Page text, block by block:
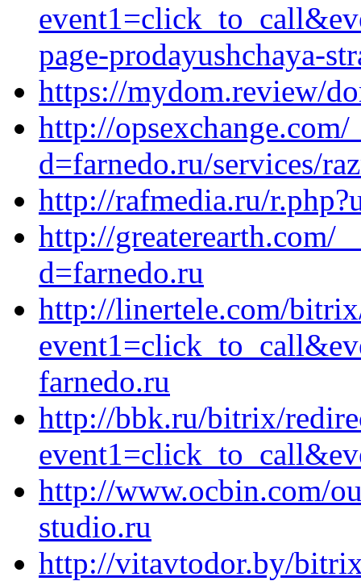
page-prodayushchaya-
https://mydom.review/
http://
d=farnedo.ru/services/
http://rafmedia.ru/
http://greaterearth.com/
d=farnedo.ru
http://linertele.com/
farnedo.ru
http://bbk.ru/bitrix/
http://www.ocbin.com/
studio.ru
http://vitavtodor.by/